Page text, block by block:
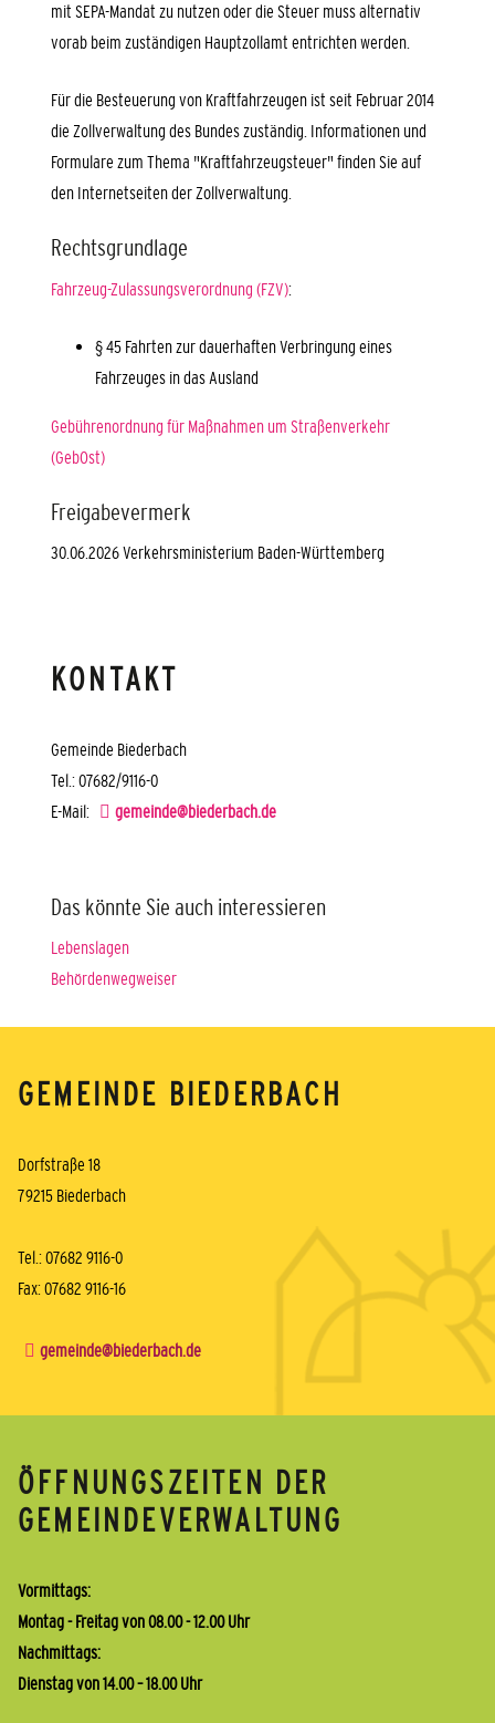
mit SEPA-Mandat zu nutzen oder die Steuer muss alternativ
vorab beim zuständigen Hauptzollamt entrichten werden.
Für die Besteuerung von Kraftfahrzeugen ist seit Februar 2014
die Zollverwaltung des Bundes zuständig. Informationen und
Formulare zum Thema "Kraftfahrzeugsteuer" finden Sie auf
den Internetseiten der Zollverwaltung.
Rechtsgrundlage
Fahrzeug-Zulassungsverordnung (FZV):
§ 45 Fahrten zur dauerhaften Verbringung eines
Fahrzeuges in das Ausland
Gebührenordnung für Maßnahmen um Straßenverkehr
(GebOst)
Freigabevermerk
30.06.2026 Verkehrsministerium Baden-Württemberg
KONTAKT
Gemeinde Biederbach
Tel.: 07682/9116-0
E-Mail:
gemeinde@biederbach.de
Das könnte Sie auch interessieren
Lebenslagen
Behördenwegweiser
GEMEINDE BIEDERBACH
Dorfstraße 18
79215 Biederbach
Tel.: 07682 9116-0
Fax: 07682 9116-16
gemeinde@biederbach.de
ÖFFNUNGSZEITEN DER
GEMEINDEVERWALTUNG
Vormittags:
Montag - Freitag von 08.00 - 12.00 Uhr
Nachmittags:
Dienstag von 14.00 – 18.00 Uhr